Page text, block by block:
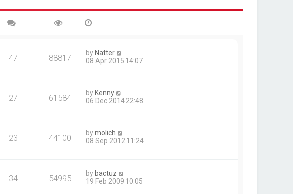
47 88817 by Natter
08 Apr 2015 14:07
27 61584 by Kenny
06 Dec 2014 22:48
23 44100 bymolich
08 Sep 2012 11:24
34 54995 bybactuz
19 Feb 2009 10:05